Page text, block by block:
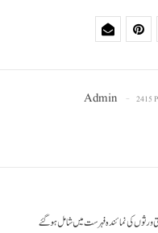
Admin 2415
ورثوں کی نمائندہ فہرست میں شامل ہو گئے